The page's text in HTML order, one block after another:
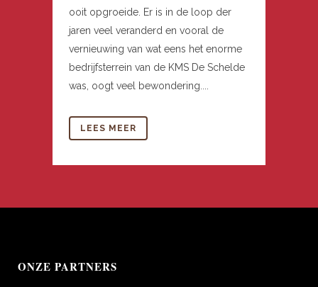
ooit opgroeide. Er is in de loop der
jaren veel veranderd en vooral de
vernieuwing van wat eens het enorme
bedrijfsterrein van de KMS De Schelde
was, oogt veel bewondering....
LEES MEER
ONZE PARTNERS